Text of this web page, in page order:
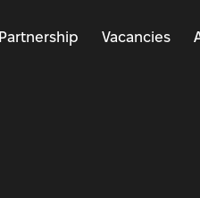
Partnership Vacancies